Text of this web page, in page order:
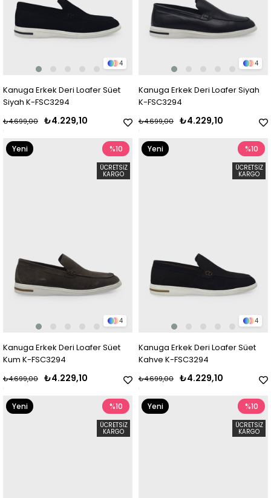
4
Kanuga Erkek Deri Loafer Süet
Siyah K-FSC3294
₺4.229,10
₺4.699,00
4
Kanuga Erkek Deri Loafer Siyah
K-FSC3294
₺4.229,10
₺4.699,00
4
Kanuga Erkek Deri Loafer Süet
Kum K-FSC3294
₺4.229,10
₺4.699,00
%10
ÜCRETSIZ
KARGO
Yeni
4
Kanuga Erkek Deri Loafer Süet
Kahve K-FSC3294
₺4.229,10
₺4.699,00
%10
ÜCRETSIZ
KARGO
Yeni
%10
ÜCRETSIZ
KARGO
Yeni
%10
ÜCRETSIZ
KARGO
Yeni